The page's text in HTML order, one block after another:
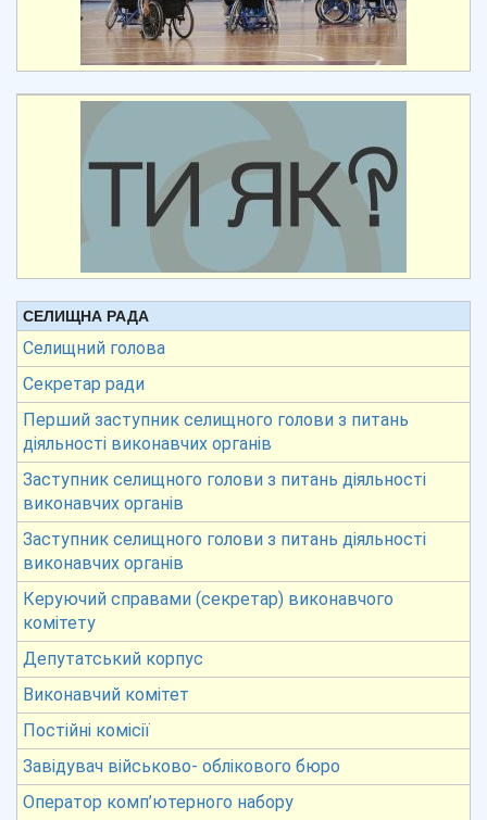
СЕЛИЩНА РАДА
Селищний голова
Секретар ради
Перший заступник селищного голови з питань
діяльності виконавчих органів
Заступник селищного голови з питань діяльності
виконавчих органів
Заступник селищного голови з питань діяльності
виконавчих органів
Керуючий справами (секретар) виконавчого
комітету
Депутатський корпус
Виконавчий комітет
Постійні комісії
Завідувач військово- облікового бюро
Оператор комп’ютерного набору